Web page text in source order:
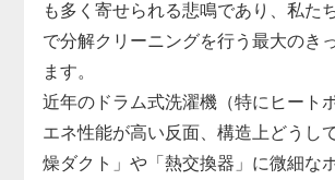
も多く寄せられる悲鳴であり、私た
で分解クリーニングを行う最大のき
ます。
近年のドラム式洗濯機（特にヒート
エネ性能が高い反面、構造上どうし
燥ダクト」や「熱交換器」に微細な